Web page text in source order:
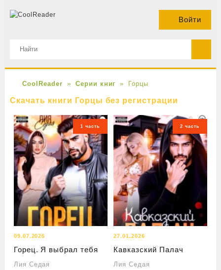
Войти
CoolReader Серии книг Горцы
Скачать книги Горцы без регистрации
1 часть
09.07.2026
Горец. Я выбрал тебя
Лия Седая
2 часть
27.01.2026
Кавказский Палач
Лия Седая